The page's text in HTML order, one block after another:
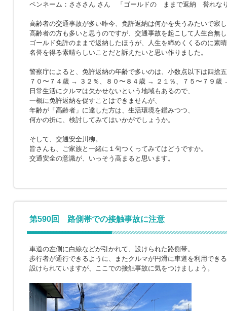
ペンネーム：さささん さん 「ゴールドの ままで返納 誉れな
高齢者の交通事故が多い昨今、免許返納は何かを失うみたいで寂
高齢者の方も多いと思うのですが、交通事故を起こして人生台無
ゴールド免許のままで返納したほうが、人生を締めくくるのに素
名誉を得る素晴らしいことだと訴えたいと思い作りました。
警察庁によると、免許返納の年齢で多いのは、小数点以下は四捨
７０〜７４歳 → ３２％、８０〜８４歳 → ２１％、７５〜７９歳
日常生活にクルマは欠かせないという地域もあるので、
一概に免許返納を促すことはできませんが、
年齢が「高齢者」に達した方は、生活環境を鑑みつつ、
何かの折に、検討してみてはいかがでしょうか。
そして、交通安全川柳。
皆さんも、ご家族と一緒に１句つくってみてはどうですか。
交通安全の意識が、いっそう高まると思います。
第590回 路側帯での接触事故に注意
車道の左側に白線などが引かれて、設けられた路側帯。
歩行者が通行できるように、またクルマが円滑に車道を利用でき
設けられていますが、ここでの接触事故に気をつけましょう。